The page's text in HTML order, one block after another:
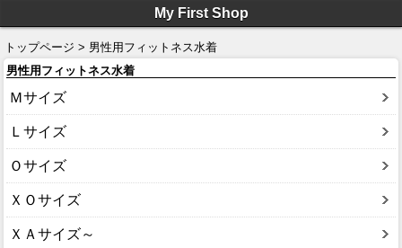
My First Shop
トップページ > 男性用フィットネス水着
男性用フィットネス水着
Ｍサイズ
Ｌサイズ
Ｏサイズ
ＸＯサイズ
ＸＡサイズ～